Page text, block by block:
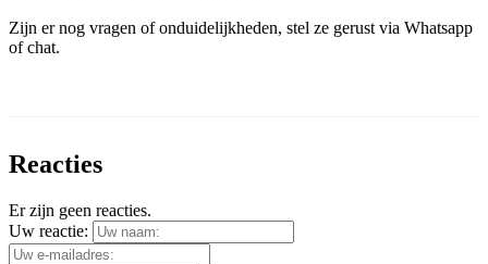
Zijn er nog vragen of onduidelijkheden, stel ze gerust via Whatsapp
of chat.
Reacties
Er zijn geen reacties.
Uw reactie: